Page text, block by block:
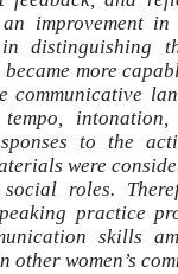
improvement
distinguishing
more
communicative
to the
were
roles.
practice
skills
women’s